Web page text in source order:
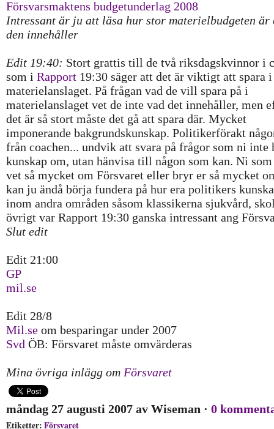
Försvarsmaktens budgetunderlag 2008
Intressant är ju att läsa hur stor materielbudgeten är
den innehåller
Edit 19:40: Stort grattis till de två riksdagskvinnor i
som i Rapport 19:30 säger att det är viktigt att spara i
materielanslaget. På frågan vad de vill spara på i
materielanslaget vet de inte vad det innehåller, men
det är så stort måste det gå att spara där. Mycket
imponerande bakgrundskunskap. Politikerförakt
från coachen... undvik att svara på frågor som ni inte
kunskap om, utan hänvisa till någon som kan. Ni
vet så mycket om Försvaret eller bryr er så mycket
kan ju ändå börja fundera på hur era politikers
inom andra områden såsom klassikerna sjukvård,
övrigt var Rapport 19:30 ganska intressant ang
Slut edit
Edit 21:00
GP
mil.se
Edit 28/8
Mil.se om besparingar under 2007
Svd ÖB: Försvaret måste omvärderas
Mina övriga inlägg om Försvaret
måndag 27 augusti 2007 av Wiseman · 0
Etiketter: Försvaret